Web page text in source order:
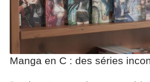
Manga en C : des séries